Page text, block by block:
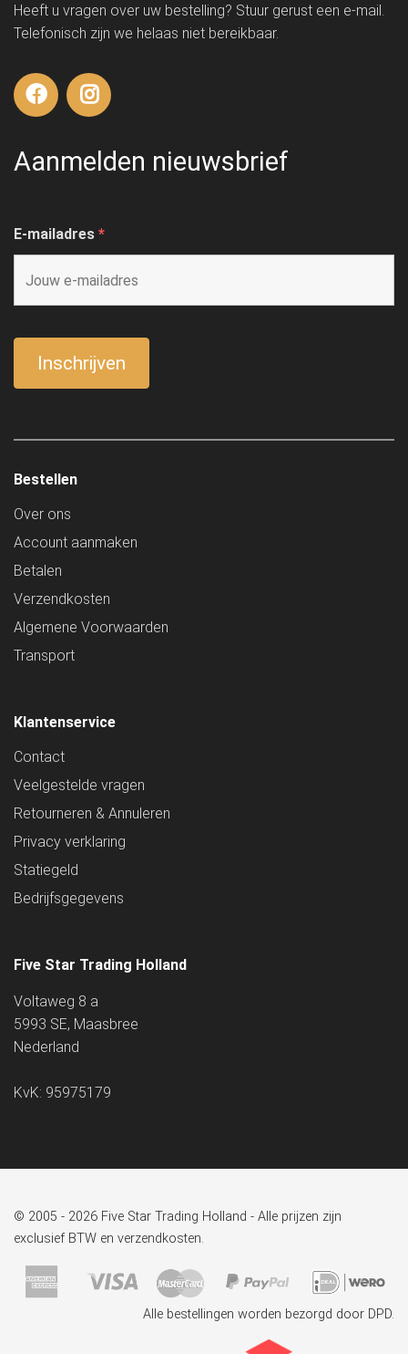
Heeft u vragen over uw bestelling? Stuur gerust een e-mail.
Telefonisch zijn we helaas niet bereikbaar.
Aanmelden nieuwsbrief
E-mailadres *
Bestellen
Over ons
Account aanmaken
Betalen
Verzendkosten
Algemene Voorwaarden
Transport
Klantenservice
Contact
Veelgestelde vragen
Retourneren & Annuleren
Privacy verklaring
Statiegeld
Bedrijfsgegevens
Five Star Trading Holland
Voltaweg 8 a
5993 SE, Maasbree
Nederland
KvK: 95975179
© 2005 - 2026 Five Star Trading Holland - Alle prijzen zijn
exclusief BTW en verzendkosten.
Alle bestellingen worden bezorgd door DPD.